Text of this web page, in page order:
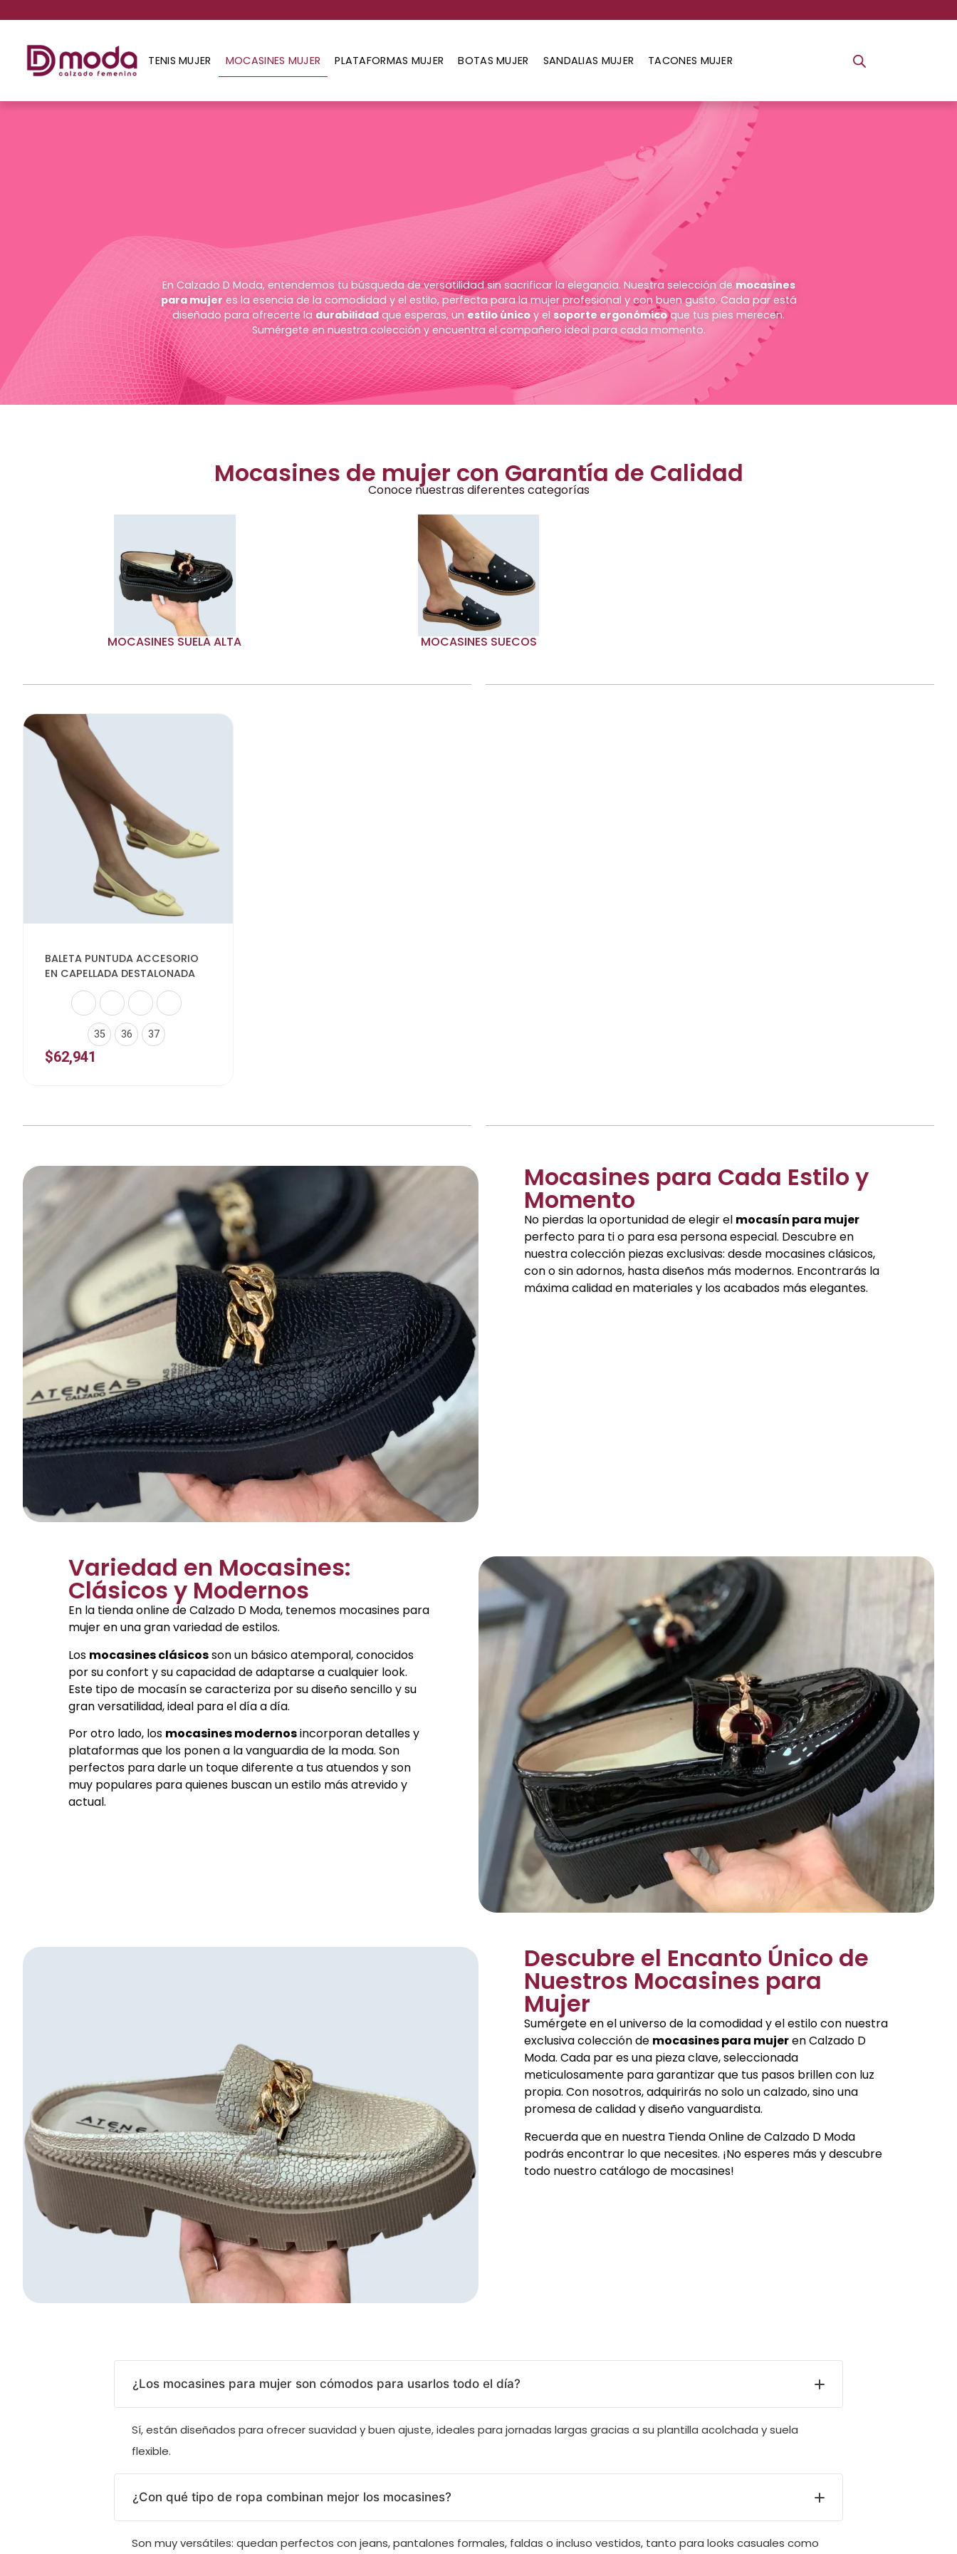
TENIS MUJER MOCASINES MUJER PLATAFORMAS MUJER BOTAS MUJER SANDALIAS MUJER TACONES MUJER
En Calzado D Moda, entendemos tu búsqueda de versatilidad sin sacrificar la elegancia. Nuestra selección democasines
para mujeres la esencia de la comodidad y el estilo, perfecta para la mujer profesional y con buen gusto. Cada par está
diseñado para ofrecerte ladurabilidadque esperas, unestilo único y elsoporte ergonómicoque tus pies merecen.
Sumérgete en nuestra colección y encuentra el compañero ideal para cada momento.
Mocasines de mujer con Garantía de Calidad
Conoce nuestras diferentes categorías
MOCASINES SUELA ALTA MOCASINES SUECOS
BALETA PUNTUDA ACCESORIO
EN CAPELLADA DESTALONADA
35 36 37
$62,941
Mocasines para Cada Estilo y
Momento
No pierdas la oportunidad de elegir el mocasín para mujer
perfecto para ti o para esa persona especial. Descubre en
nuestra colección piezas exclusivas: desde mocasines clásicos,
con o sin adornos, hasta diseños más modernos. Encontrarás la
máxima calidad en materiales y los acabados más elegantes.
Variedad en Mocasines:
Clásicos y Modernos
En la tienda online de Calzado D Moda, tenemos mocasines para
mujer en una gran variedad de estilos.
Los mocasines clásicosson un básico atemporal, conocidos
por su confort y su capacidad de adaptarse a cualquier look.
Este tipo de mocasín se caracteriza por su diseño sencillo y su
gran versatilidad, ideal para el día a día.
Por otro lado, los mocasines modernosincorporan detalles y
plataformas que los ponen a la vanguardia de la moda. Son
perfectos para darle un toque diferente a tus atuendos y son
muy populares para quienes buscan un estilo más atrevido y
actual.
Descubre el Encanto Único de
Nuestros Mocasines para
Mujer
Sumérgete en el universo de la comodidad y el estilo con nuestra
exclusiva colección de mocasines para mujeren Calzado D
Moda. Cada par es una pieza clave, seleccionada
meticulosamente para garantizar que tus pasos brillen con luz
propia. Con nosotros, adquirirás no solo un calzado, sino una
promesa de calidad y diseño vanguardista.
Recuerda que en nuestra Tienda Online de Calzado D Moda
podrás encontrar lo que necesites. ¡No esperes más y descubre
todo nuestro catálogo de mocasines!
¿Los mocasines para mujer son cómodos para usarlos todo el día?
Sí, están diseñados para ofrecer suavidad y buen ajuste, ideales para jornadas largas gracias a su plantilla acolchada y suela
flexible.
¿Con qué tipo de ropa combinan mejor los mocasines?
Son muy versátiles: quedan perfectos con jeans, pantalones formales, faldas o incluso vestidos, tanto para looks casuales como